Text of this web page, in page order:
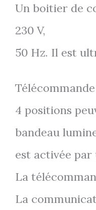
Un boitier de
230 V,
50 Hz. Il est
Télécommande
4 positions
bandeau
est activée
La
La